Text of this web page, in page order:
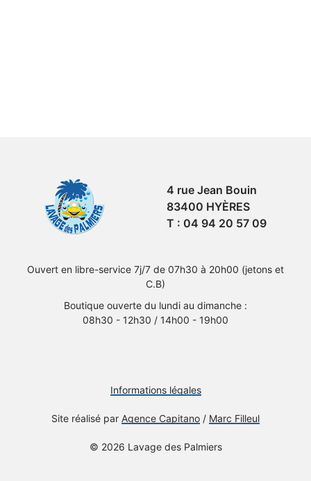
4 rue Jean Bouin
83400 HYÈRES
T : 04 94 20 57 09
Ouvert en libre-service 7j/7 de 07h30 à 20h00 (jetons et
C.B)
Boutique ouverte du lundi au dimanche :
08h30 - 12h30 / 14h00 - 19h00
Informations légales
Site réalisé par Agence Capitano / Marc Filleul
© 2026 Lavage des Palmiers